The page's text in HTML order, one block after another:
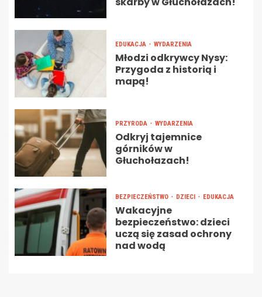
EDUKACJA WYDARZENIA
Młodzi odkrywcy Nysy:
Przygoda z historią i
mapą!
PRZYRODA WYDARZENIA
Odkryj tajemnice
górników w
Głuchołazach!
BEZPIECZEŃSTWO DZIECI EDUKACJA
Wakacyjne
bezpieczeństwo: dzieci
uczą się zasad ochrony
nad wodą